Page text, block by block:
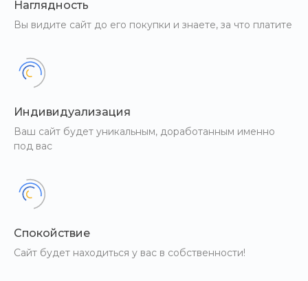
Наглядность
Вы видите сайт до его покупки и знаете, за что платите
Индивидуализация
Ваш сайт будет уникальным, доработанным именно
под вас
Спокойствие
Сайт будет находиться у вас в собственности!